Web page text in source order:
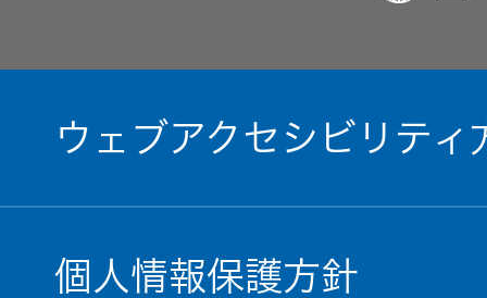
ウェブアクセシビリティ
個人情報保護方針